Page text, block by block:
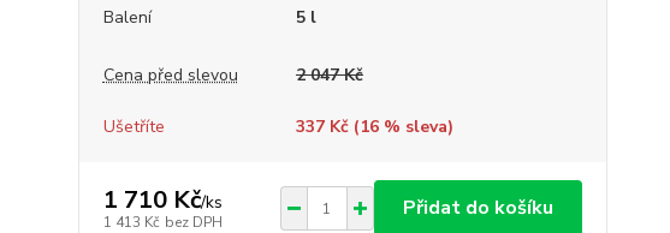
Balení 5 l
Cena před slevou 2 047 Kč
Ušetříte 337 Kč (16% sleva)
1 710 Kč/ks
1 413 Kč bez DPH
Přidat do košíku